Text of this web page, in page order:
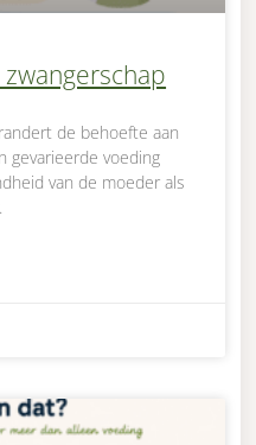
de behoefte aan
gevarieerde voeding
van de moeder als